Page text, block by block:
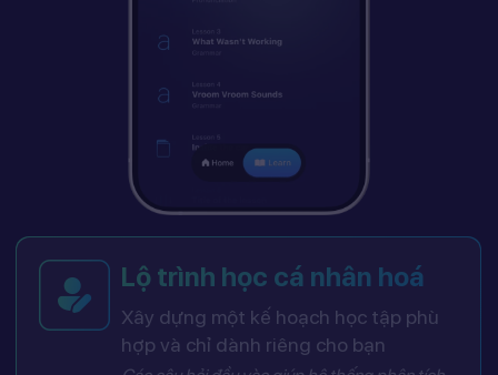
Lộ trình học cá nhân hoá
Xây dựng một kế hoạch học tập phù
hợp và chỉ dành riêng cho bạn